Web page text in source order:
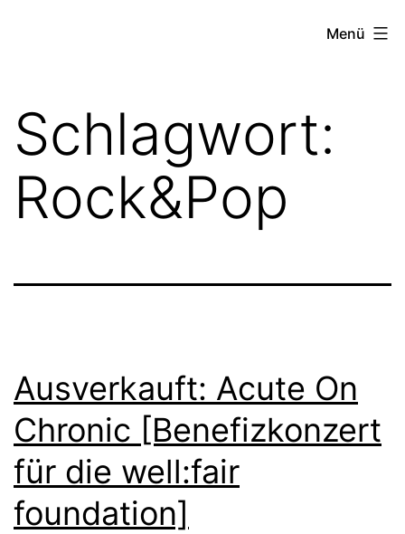
Menü
Schlagwort:
Rock&Pop
Ausverkauft: Acute On
Chronic [Benefizkonzert
für die well:fair
foundation]